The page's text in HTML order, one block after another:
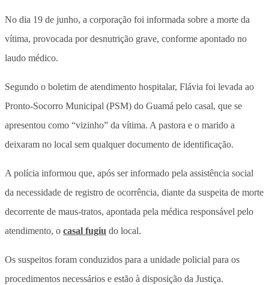
No dia 19 de junho, a corporação foi informada sobre a morte da
vítima, provocada por desnutrição grave, conforme apontado no
laudo médico.
Segundo o boletim de atendimento hospitalar, Flávia foi levada ao
Pronto-Socorro Municipal (PSM) do Guamá pelo casal, que se
apresentou como “vizinho” da vítima. A pastora e o marido a
deixaram no local sem qualquer documento de identificação.
A polícia informou que, após ser informado pela assistência social
da necessidade de registro de ocorrência, diante da suspeita de morte
decorrente de maus-tratos, apontada pela médica responsável pelo
atendimento, o casal fugiu do local.
Os suspeitos foram conduzidos para a unidade policial para os
procedimentos necessários e estão à disposição da Justiça.